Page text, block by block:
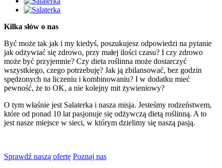
Kilka słów o nas
Być może tak jak i my kiedyś, poszukujesz odpowiedzi na pytanie
jak odżywiać się zdrowo, przy małej ilości czasu? I czy zdrowo
może być przyjemnie? Czy dieta roślinna może dostarczyć
wszystkiego, czego potrzebuję? Jak ją zbilansować, bez godzin
spędzonych na liczeniu i kombinowaniu? I w dodatku mieć
pewność, że to OK, a nie kolejny mit żywieniowy?
O tym właśnie jest Salaterka i nasza misja. Jesteśmy rodzeństwem,
które od ponad 10 lat pasjonuje się odżywczą dietą roślinną. A to
jest nasze miejsce w sieci, w którym dzielimy się naszą pasją.
Sprawdź naszą ofertę Poznaj nas